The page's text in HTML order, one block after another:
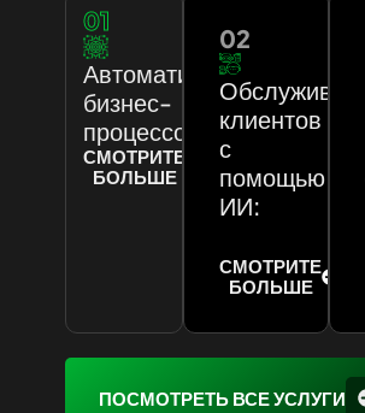
01
Автоматизация
бизнес-
процессов:
СМОТРИТЕ
БОЛЬШЕ
02
клиентов
с
помощью
ИИ:
СМОТРИТЕ
БОЛЬШЕ
ПОСМОТРЕТЬ ВСЕ УСЛУГИ